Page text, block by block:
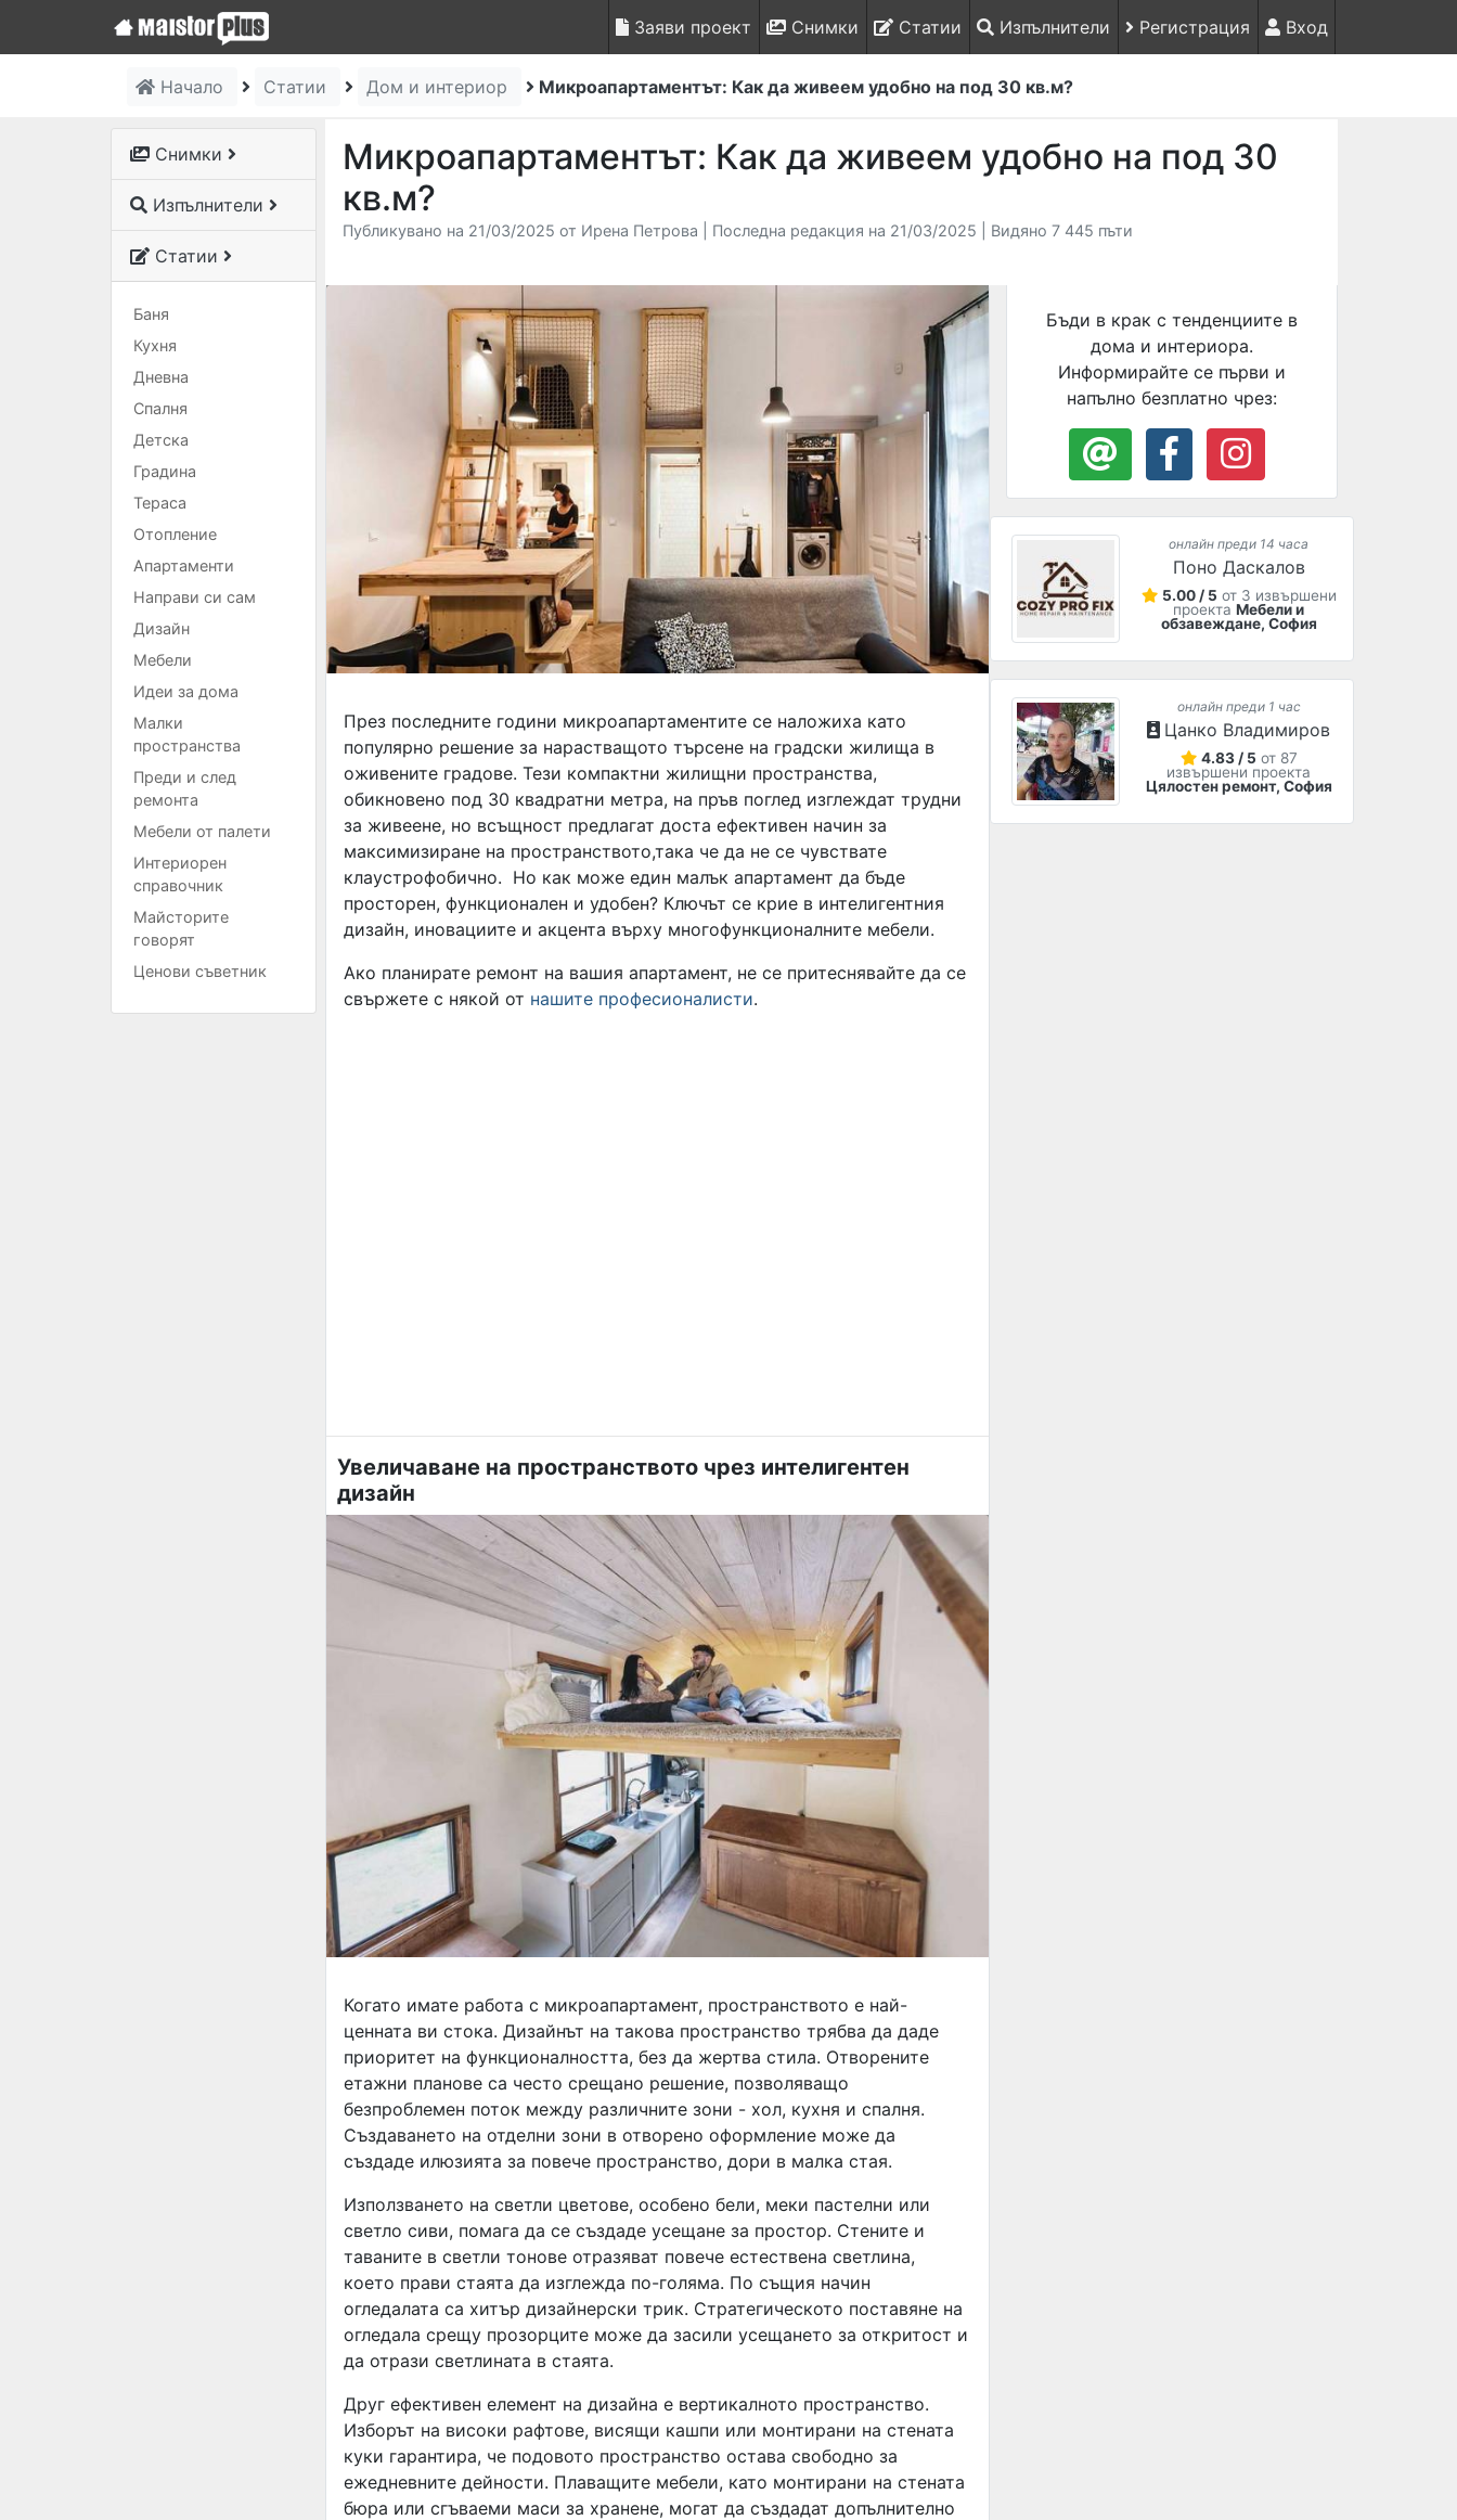
Заяви проект Снимки Статии Изпълнители Регистрация Вход
Начало Статии Дом и интериор Микроапартаментът: Как да живеем удобно на под 30 кв.м?
Снимки
Изпълнители
Статии
Баня
Кухня
Дневна
Спалня
Детска
Градина
Тераса
Отопление
Апартаменти
Направи си сам
Дизайн
Мебели
Идеи за дома
Малки
пространства
Преди и след
ремонта
Мебели от палети
Интериорен
справочник
Майсторите
говорят
Ценови съветник
Микроапартаментът: Как да живеем удобно на под 30
кв.м?
Публикувано на 21/03/2025 от Ирена Петрова | Последна редакция на 21/03/2025 | Видяно 7 445 пъти
През последните години микроапартаментите се наложиха като
популярно решение за нарастващото търсене на градски жилища в
оживените градове. Тези компактни жилищни пространства,
обикновено под 30 квадратни метра, на пръв поглед изглеждат трудни
за живеене, но всъщност предлагат доста ефективен начин за
максимизиране на пространството,така че да не се чувствате
клаустрофобично. Но как може един малък апартамент да бъде
просторен, функционален и удобен? Ключът се крие в интелигентния
дизайн, иновациите и акцента върху многофункционалните мебели.
Ако планирате ремонт на вашия апартамент, не се притеснявайте да се
свържете с някой от нашите професионалисти.
Увеличаване на пространството чрез интелигентен
дизайн
Когато имате работа с микроапартамент, пространството е най-
ценната ви стока. Дизайнът на такова пространство трябва да даде
приоритет на функционалността, без да жертва стила. Отворените
етажни планове са често срещано решение, позволяващо
безпроблемен поток между различните зони - хол, кухня и спалня.
Създаването на отделни зони в отворено оформление може да
създаде илюзията за повече пространство, дори в малка стая.
Използването на светли цветове, особено бели, меки пастелни или
светло сиви, помага да се създаде усещане за простор. Стените и
таваните в светли тонове отразяват повече естествена светлина,
което прави стаята да изглежда по-голяма. По същия начин
огледалата са хитър дизайнерски трик. Стратегическото поставяне на
огледала срещу прозорците може да засили усещането за откритост и
да отрази светлината в стаята.
Друг ефективен елемент на дизайна е вертикалното пространство.
Изборът на високи рафтове, висящи кашпи или монтирани на стената
куки гарантира, че подовото пространство остава свободно за
ежедневните дейности. Плаващите мебели, като монтирани на стената
бюра или сгъваеми маси за хранене, могат да създадат допълнително
Бъди в крак с тенденциите в
дома и интериора.
Информирайте се първи и
напълно безплатно чрез:
онлайн преди 14 часа
Поно Даскалов
5.00 / 5 от 3 извършени
проектаМебели и
обзавеждане, София
онлайн преди 1 час
Цанко Владимиров
4.83 / 5 от 87
извършени проекта
Цялостен ремонт, София